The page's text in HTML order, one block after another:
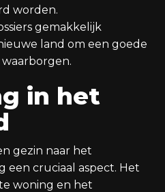
worden.
gemakkelijk
land om een goede
in het
gezin naar het
een cruciaal aspect. Het
woning en het